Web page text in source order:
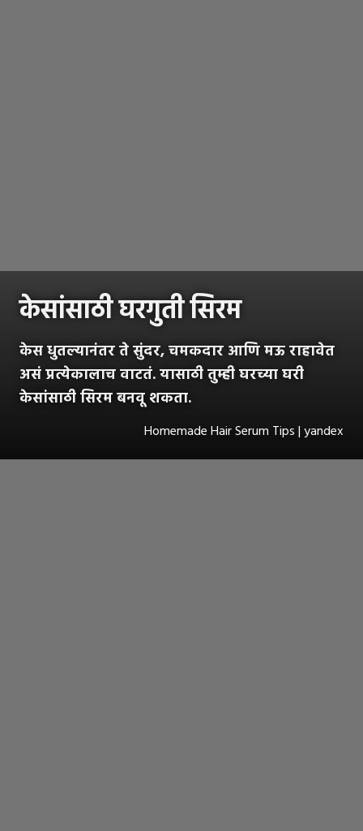
केसांसाठी घरगुती सिरम
केस धुतल्यानंतर ते सुंदर, चमकदार आणि मऊ राहावेत
असं प्रत्येकालाच वाटतं. यासाठी तुम्ही घरच्या घरी
केसांसाठी सिरम बनवू शकता.
Homemade Hair Serum Tips | yandex